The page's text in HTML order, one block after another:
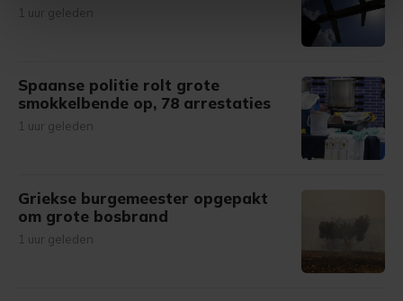
intrekken in de Cookieverklaring.
onze cookiepagina kun je ons cookiebeleid bekijken en je
gemaakte keuze altijd wijzigen of intrekken.
1 uur geleden
Spaanse politie rolt grote
smokkelbende op, 78 arrestaties
1 uur geleden
Griekse burgemeester opgepakt
om grote bosbrand
1 uur geleden